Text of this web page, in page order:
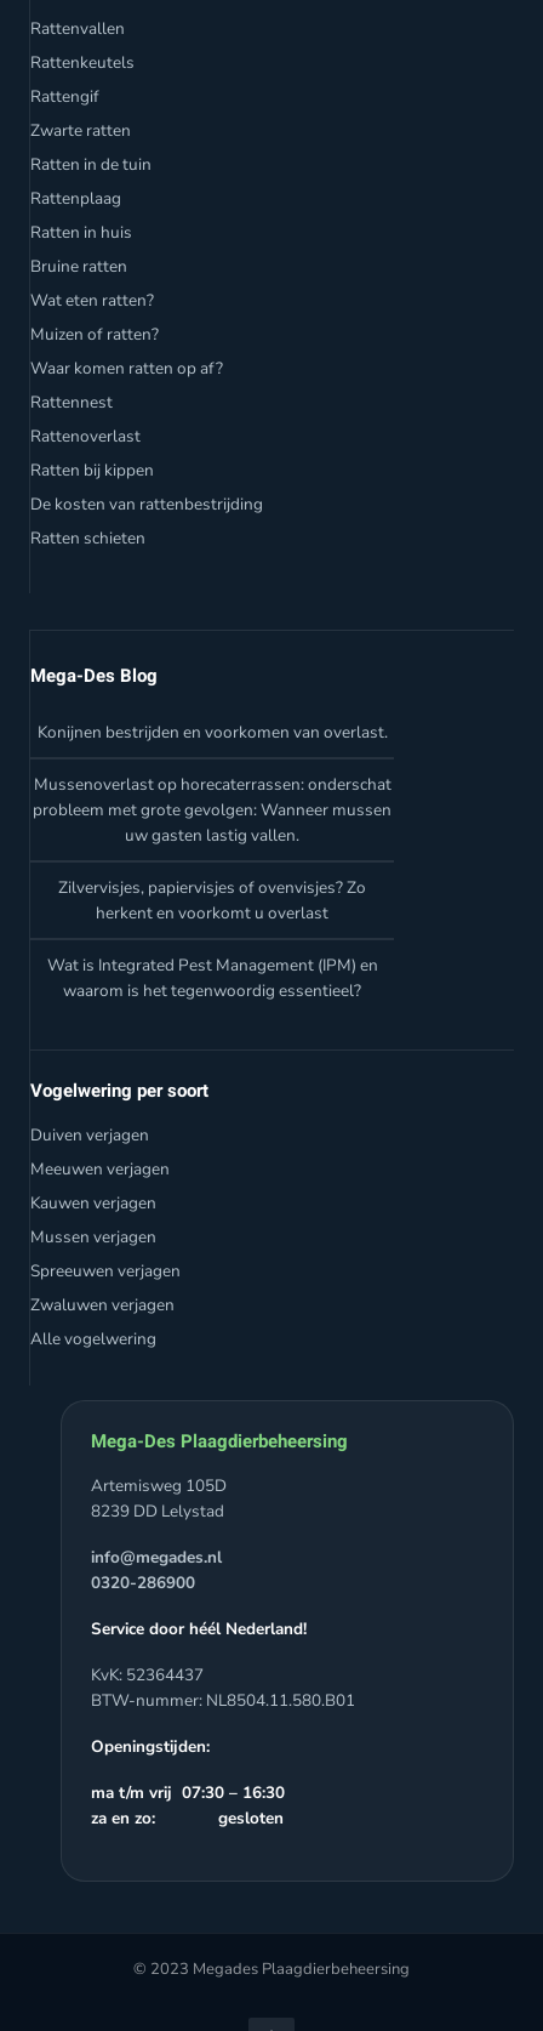
Rattenvallen
Rattenkeutels
Rattengif
Zwarte ratten
Ratten in de tuin
Rattenplaag
Ratten in huis
Bruine ratten
Wat eten ratten?
Muizen of ratten?
Waar komen ratten op af?
Rattennest
Rattenoverlast
Ratten bij kippen
De kosten van rattenbestrijding
Ratten schieten
Mega-Des Blog
Konijnen bestrijden en voorkomen van overlast.
Mussenoverlast op horecaterrassen: onderschat
probleem met grote gevolgen: Wanneer mussen
uw gasten lastig vallen.
Zilvervisjes, papiervisjes of ovenvisjes? Zo
herkent en voorkomt u overlast
Wat is Integrated Pest Management (IPM) en
waarom is het tegenwoordig essentieel?
Vogelwering per soort
Duiven verjagen
Meeuwen verjagen
Kauwen verjagen
Mussen verjagen
Spreeuwen verjagen
Zwaluwen verjagen
Alle vogelwering
Mega-Des Plaagdierbeheersing
Artemisweg 105D
8239 DD Lelystad
info@megades.nl
0320-286900
Service door héél Nederland!
KvK: 52364437
BTW-nummer: NL8504.11.580.B01
Openingstijden:
ma t/m vrij 07:30 – 16:30
za en zo: gesloten
© 2023 Megades Plaagdierbeheersing